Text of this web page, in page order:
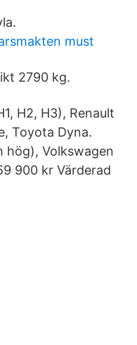
must
2790 kg.
H2, H3), Renault
Toyota Dyna.
hög), Volkswagen
900 kr Värderad